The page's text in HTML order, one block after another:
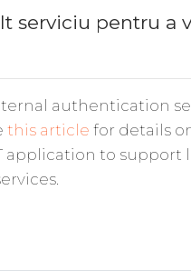
serviciu pentru a
authentication
this article for details
application to support